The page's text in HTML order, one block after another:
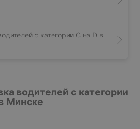
с категории C на D в
водителей с категории
Минске